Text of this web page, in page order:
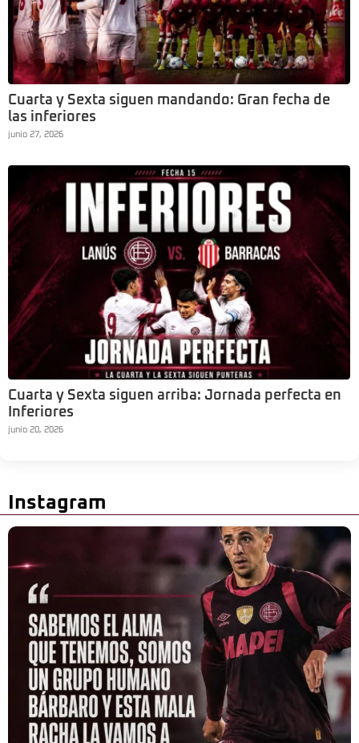
Cuarta y Sexta siguen mandando: Gran fecha de
las inferiores
junio 27, 2026
Cuarta y Sexta siguen arriba: Jornada perfecta en
Inferiores
junio 20, 2026
Instagram